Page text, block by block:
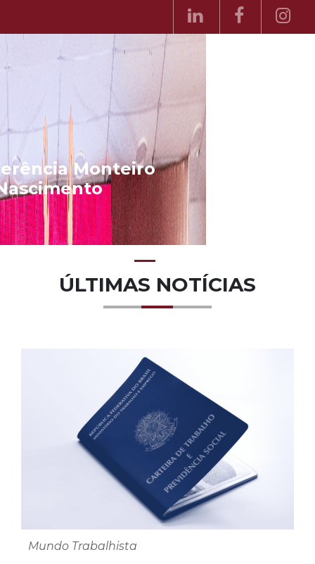
II Conferência Monteiro
Nascimento
ÚLTIMAS NOTÍCIAS
Mundo Trabalhista